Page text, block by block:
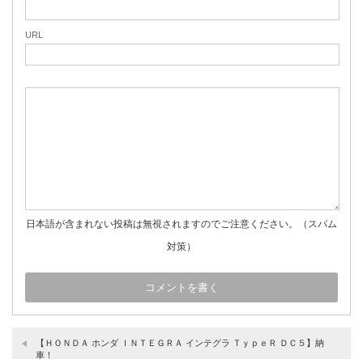
URL
日本語が含まれない投稿は無視されますのでご注意ください。（スパム
対策）
【ＨＯＮＤＡ ホンダ ＩＮＴＥＧＲＡ インテグラ ＴｙｐｅＲ ＤＣ５】納
車！